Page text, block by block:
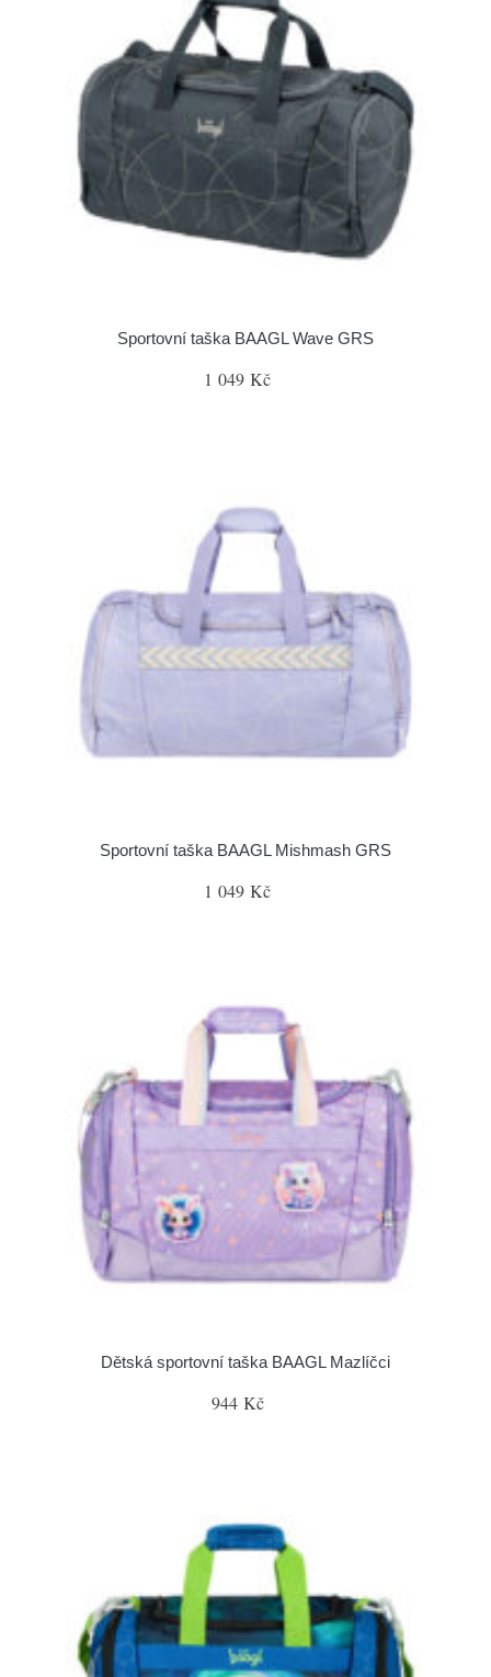
Sportovní taška BAAGL Wave GRS
1 049 Kč
Sportovní taška BAAGL Mishmash GRS
1 049 Kč
Dětská sportovní taška BAAGL Mazlíčci
944 Kč